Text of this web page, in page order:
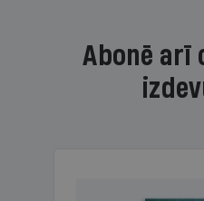
Abonē arī